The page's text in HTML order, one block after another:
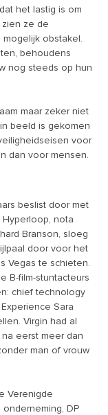
het lastig is om
ze de
obstakel.
behoudens
nog steeds op hun
maar zeker niet
beeld is gekomen
voor
dan voor mensen.
beslist door met
nota
Branson, sloeg
door voor het
Vegas te schieten.
B-film-stuntacteurs
chief technology
Sara
Virgin had al
eerst meer dan
man of vrouw
Verenigde
DP